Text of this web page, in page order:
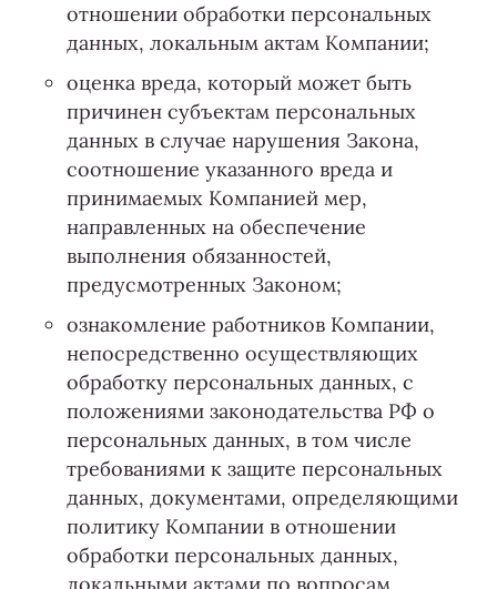
отношении обработки персональных
данных, локальным актам Компании;
оценка вреда, который может быть
причинен субъектам персональных
данных в случае нарушения Закона,
соотношение указанного вреда и
принимаемых Компанией мер,
направленных на обеспечение
выполнения обязанностей,
предусмотренных Законом;
ознакомление работников Компании,
непосредственно осуществляющих
обработку персональных данных, с
положениями законодательства РФ о
персональных данных, в том числе
требованиями к защите персональных
данных, документами, определяющими
политику Компании в отношении
обработки персональных данных,